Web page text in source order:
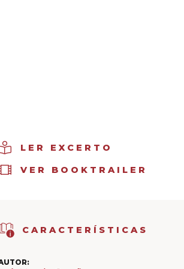
LER EXCERTO
VER BOOKTRAILER
CARACTERÍSTICAS